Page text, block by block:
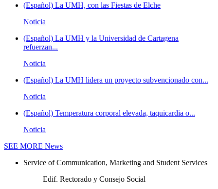
(Español) La UMH, con las Fiestas de Elche
Noticia
(Español) La UMH y la Universidad de Cartagena
refuerzan...
Noticia
(Español) La UMH lidera un proyecto subvencionado con...
Noticia
(Español) Temperatura corporal elevada, taquicardia o...
Noticia
SEE MORE News
Service of Communication, Marketing and Student Services
Edif. Rectorado y Consejo Social